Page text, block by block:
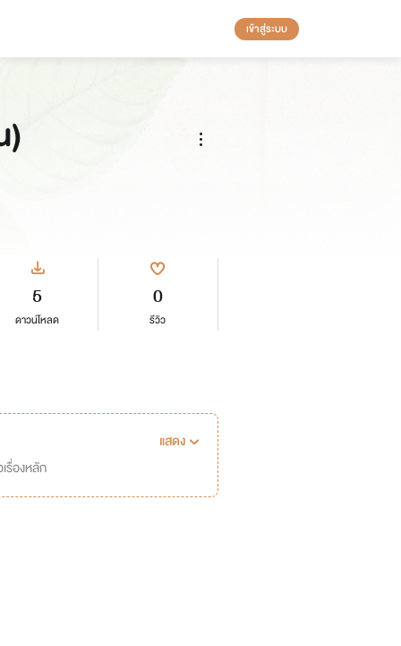
เข้าสู่ระบบ
)
5
ดาวน์โหลด
0
รีวิว
แสดง
รื่องหลัก